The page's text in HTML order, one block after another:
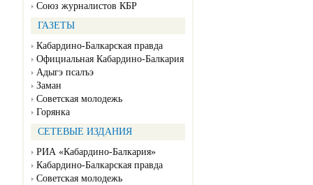
Союз журналистов КБР
ГАЗЕТЫ
Кабардино-Балкарская правда
Официальная Кабардино-Балкария
Адыгэ псалъэ
Заман
Советская молодежь
Горянка
СЕТЕВЫЕ ИЗДАНИЯ
РИА «Кабардино-Балкария»
Кабардино-Балкарская правда
Советская молодежь